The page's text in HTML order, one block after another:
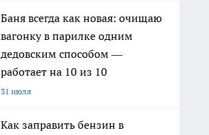
Баня всегда как новая: очищаю
вагонку в парилке одним
дедовским способом —
работает на 10 из 10
31 июля
Как заправить бензин в